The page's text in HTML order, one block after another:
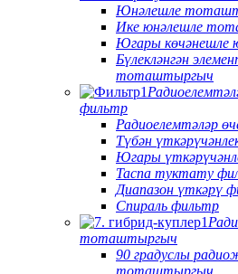
Юнәлешле
Ике юнәлешле
Югары көчәнешле
Бүлекләнгән
тоташтыргыч
фильтр
Радиоелемтәләр
Түбән
Югары
Таспа туктату
Диапазон үткәрү
Спираль фильтр
тоташтыргыч
90 градуслы
тоташтыргыч